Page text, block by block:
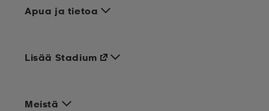
Apua ja tietoa
Meistä
Lisää Stadium